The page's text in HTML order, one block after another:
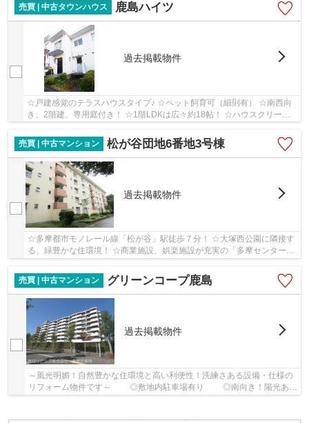
売買 | 中古タウンハウス
鹿島ハイツ
過去掲載物件
☆戸建感覚のテラスハウスタイプ♪ ☆ペット飼育可（細則有） ☆南西向
き、2階建、専用庭付き！ ☆1階LDKは広々約18帖！ ☆ハウスクリーニ
売買 | 中古マンション
松が谷団地6番地3号棟
過去掲載物件
☆多摩都市モノレール線「松が谷」駅徒歩７分！ ☆大塚西公園に隣接す
る、緑豊かな住環境！ ☆商業施設、娯楽施設が充実の「多摩センター」
売買 | 中古マンション
グリーンコープ鹿島
過去掲載物件
～風光明媚！自然豊かな住環境と高い利便性！洗練さある設備・仕様の
リフォーム物件です～ ◎敷地内駐車場有り ◎南向き！陽光あふ